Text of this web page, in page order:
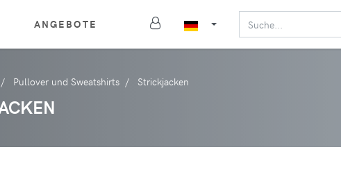
ANGEBOTE
Pullover und Sweatshirts Strickjacken